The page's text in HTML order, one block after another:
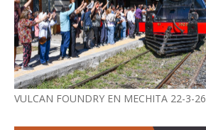
VULCAN FOUNDRY EN MECHITA 22-3-26